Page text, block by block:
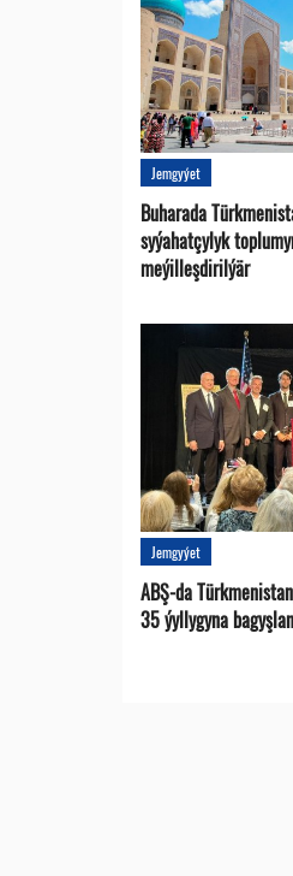
Jemgyýet
Buharada
syýahatçylyk
meýilleşdirilýär
Jemgyýet
ABŞ-da
35 ýyllygyna